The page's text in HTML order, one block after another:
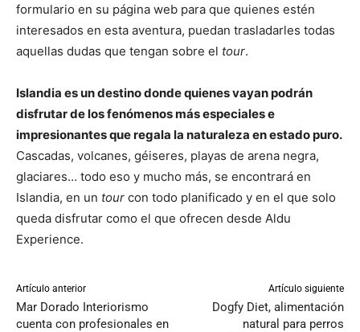
formulario en su página web para que quienes estén
interesados en esta aventura, puedan trasladarles todas
aquellas dudas que tengan sobre el tour.
Islandia es un destino donde quienes vayan podrán
disfrutar de los fenómenos más especiales e
impresionantes que regala la naturaleza en estado puro.
Cascadas, volcanes, géiseres, playas de arena negra,
glaciares… todo eso y mucho más, se encontrará en
Islandia, en un tour con todo planificado y en el que solo
queda disfrutar como el que ofrecen desde Aldu
Experience.
Artículo anterior
Mar Dorado Interiorismo
cuenta con profesionales en
Artículo siguiente
Dogfy Diet, alimentación
natural para perros